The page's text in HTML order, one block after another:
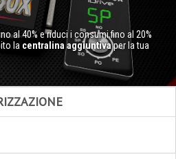
al 40% e riduci i consumi fino al 20%
la centralina aggiuntivaper la tua